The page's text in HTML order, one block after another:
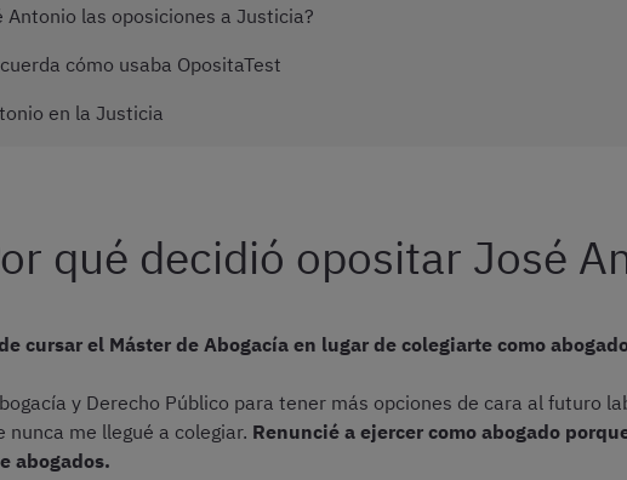
Antonio las oposiciones a Justicia?
cómo usaba OpositaTest
en la Justicia
qué decidió opositar José
cursar el Máster de Abogacía en lugar de colegiarte como
y Derecho Público para tener más opciones de cara al futuro
nunca me llegué a colegiar. Renuncié a ejercer como abogado
abogados.